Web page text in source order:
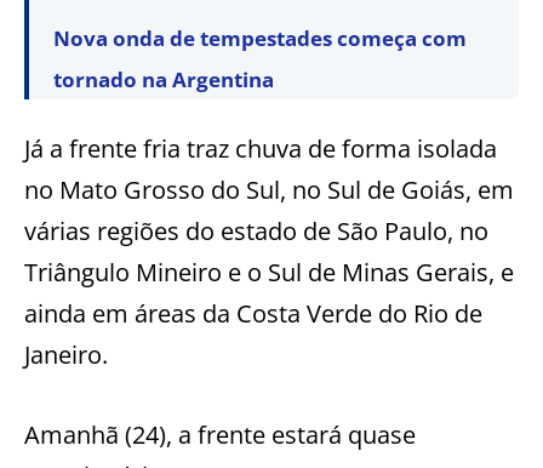
Nova onda de tempestades começa com
tornado na Argentina
Já a frente fria traz chuva de forma isolada
no Mato Grosso do Sul, no Sul de Goiás, em
várias regiões do estado de São Paulo, no
Triângulo Mineiro e o Sul de Minas Gerais, e
ainda em áreas da Costa Verde do Rio de
Janeiro.
Amanhã (24), a frente estará quase